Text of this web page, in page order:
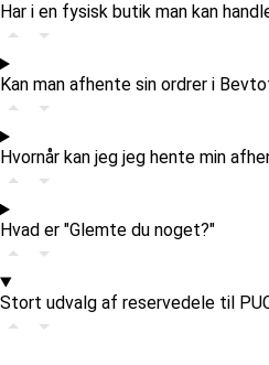
Har i en fysisk butik man kan
Kan man afhente sin ordrer i
Hvornår kan jeg jeg hente min
Hvad er "Glemte du noget?"
Stort udvalg af reservedele til